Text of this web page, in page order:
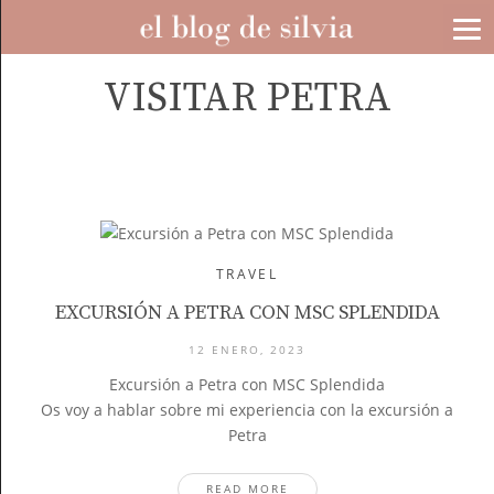
VISITAR PETRA
TRAVEL
EXCURSIÓN A PETRA CON MSC SPLENDIDA
12 ENERO, 2023
Excursión a Petra con MSC Splendida
Os voy a hablar sobre mi experiencia con la excursión a
Petra
READ MORE